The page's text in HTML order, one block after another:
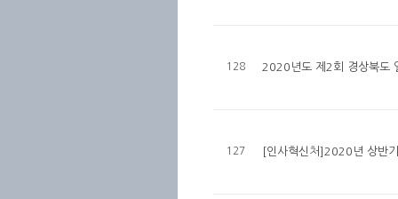
128 2020년도 제2회 경상북도
127 [인사혁신처]2020년 상반